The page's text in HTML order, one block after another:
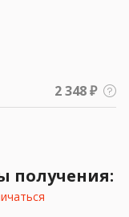
2 348 ₽
получения: